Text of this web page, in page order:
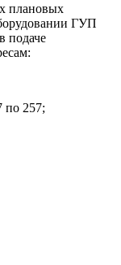
плановых
ГУП
подаче
по 257;